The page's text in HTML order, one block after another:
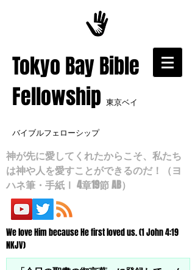
​Tokyo Bay Bible
Fellowship 東京ベイ
バイブルフェローシップ
神が先に愛してくれたからこそ、私たち
は神や人を愛すことができるのだ！（ヨ
ハネ筆・手紙Ⅰ 4章19節 AB）
We love Him because He first loved us. (1 John 4:19
NKJV)